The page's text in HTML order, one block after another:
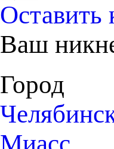
Оставить
Ваш
Город
Миасс